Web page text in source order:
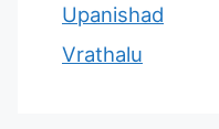
Upanishad
Vrathalu